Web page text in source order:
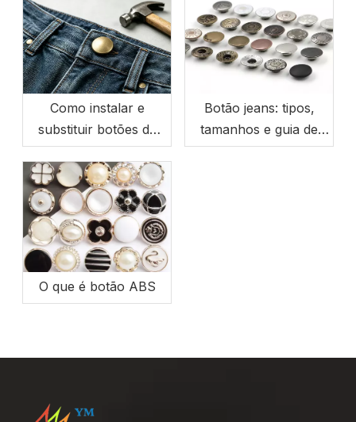
Como instalar e
substituir botões de
jeans (para iniciantes)
Botão jeans: tipos,
tamanhos e guia de
compra no atacado
O que é botão ABS